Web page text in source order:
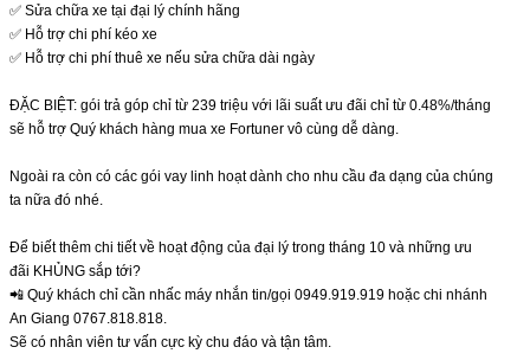
✅ Sửa chữa xe tại đại lý chính hãng
✅ Hỗ trợ chi phí kéo xe
✅ Hỗ trợ chi phí thuê xe nếu sửa chữa dài ngày
ĐẶC BIỆT: gói trả góp chỉ từ 239 triệu với lãi suất ưu đãi chỉ từ 0.48%/tháng
sẽ hỗ trợ Quý khách hàng mua xe Fortuner vô cùng dễ dàng.
Ngoài ra còn có các gói vay linh hoạt dành cho nhu cầu đa dạng của chúng
ta nữa đó nhé.
Để biết thêm chi tiết về hoạt động của đại lý trong tháng 10 và những ưu
đãi KHỦNG sắp tới?
📲 Quý khách chỉ cần nhấc máy nhắn tin/gọi 0949.919.919 hoặc chi nhánh
An Giang 0767.818.818.
Sẽ có nhân viên tư vấn cực kỳ chu đáo và tận tâm.